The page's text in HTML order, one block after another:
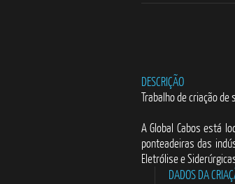
DESCRIÇÃO
Trabalho de criação de
A Global Cabos está
ponteadeiras das
Eletrólise e
DADOS DA